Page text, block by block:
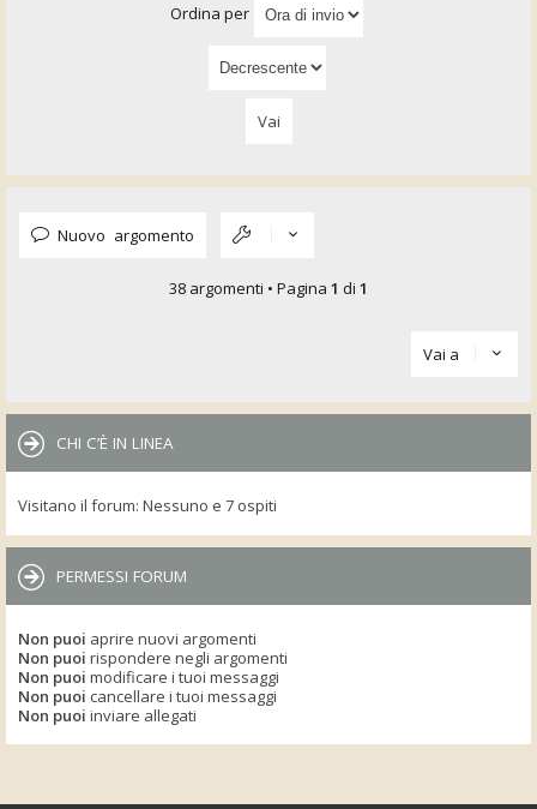
Ordina per
Nuovo argomento
38 argomenti • Pagina 1 di 1
Vai a
CHI C’È IN LINEA
Visitano il forum: Nessuno e 7 ospiti
PERMESSI FORUM
Non puoi aprire nuovi argomenti
Non puoi rispondere negli argomenti
Non puoi modificare i tuoi messaggi
Non puoi cancellare i tuoi messaggi
Non puoi inviare allegati